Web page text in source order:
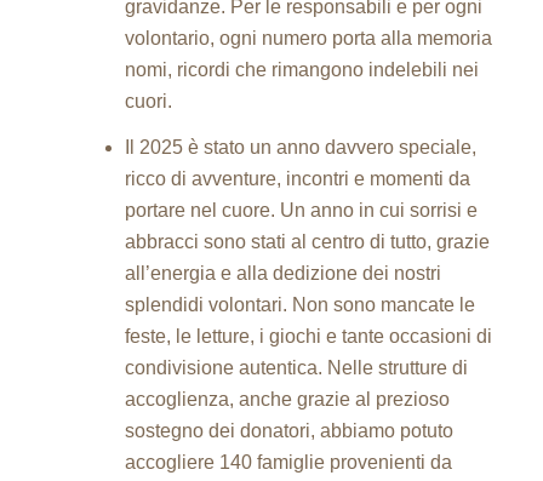
gravidanze. Per le responsabili e per ogni
volontario, ogni numero porta alla memoria
nomi, ricordi che rimangono indelebili nei
cuori.
Il 2025 è stato un anno davvero speciale,
ricco di avventure, incontri e momenti da
portare nel cuore. Un anno in cui sorrisi e
abbracci sono stati al centro di tutto, grazie
all’energia e alla dedizione dei nostri
splendidi volontari. Non sono mancate le
feste, le letture, i giochi e tante occasioni di
condivisione autentica. Nelle strutture di
accoglienza, anche grazie al prezioso
sostegno dei donatori, abbiamo potuto
accogliere 140 famiglie provenienti da